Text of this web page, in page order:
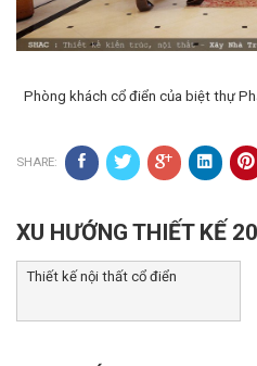
Phòng khách cổ điển của biệt thự
SHARE:
XU HƯỚNG THIẾT KẾ
Thiết kế nội thất cổ điển